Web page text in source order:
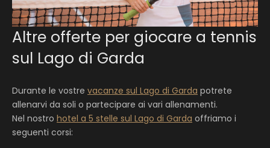
Altre offerte per giocare a tennis
sul Lago di Garda
Durante le vostre vacanze sul Lago di Garda potrete
allenarvi da soli o partecipare ai vari allenamenti.
Nel nostro hotel a 5 stelle sul Lago di Garda offriamo i
seguenti corsi: